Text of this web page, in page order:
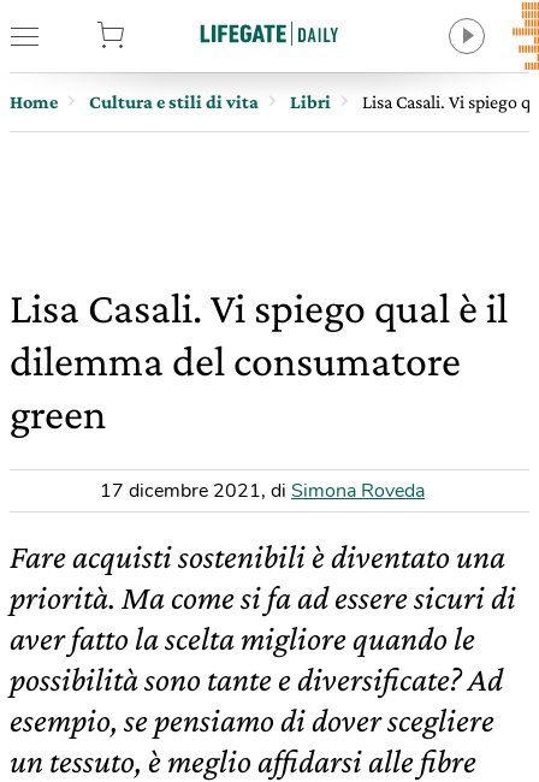
Home Cultura e stili di vita Libri Lisa Casali. Vi spiego
Lisa Casali. Vi spiego qual è il
dilemma del consumatore
green
17 dicembre 2021, di Simona Roveda
Fare acquisti sostenibili è diventato una
priorità. Ma come si fa ad essere sicuri di
aver fatto la scelta migliore quando le
possibilità sono tante e diversificate? Ad
esempio, se pensiamo di dover scegliere
un tessuto, è meglio affidarsi alle fibre